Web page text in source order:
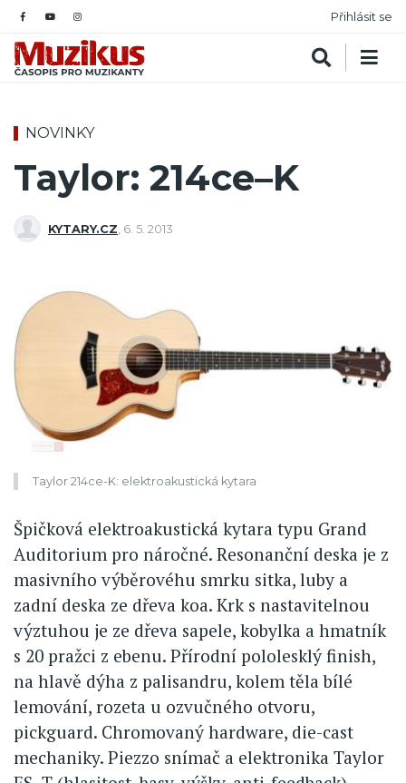
Přihlásit se
NOVINKY
Taylor: 214ce–K
KYTARY.CZ 6. 5. 2013
Taylor 214ce-K: elektroakustická kytara
Špičková elektroakustická kytara typu Grand
Auditorium pro náročné. Resonanční deska je z
masivního výběrovéhu smrku sitka, luby a
zadní deska ze dřeva koa. Krk s nastavitelnou
výztuhou je ze dřeva sapele, kobylka a hmatník
s 20 pražci z ebenu. Přírodní pololesklý finish,
na hlavě dýha z palisandru, kolem těla bílé
lemování, rozeta u ozvučného otvoru,
pickguard. Chromovaný hardware, die-cast
mechaniky. Piezzo snímač a elektronika Taylor